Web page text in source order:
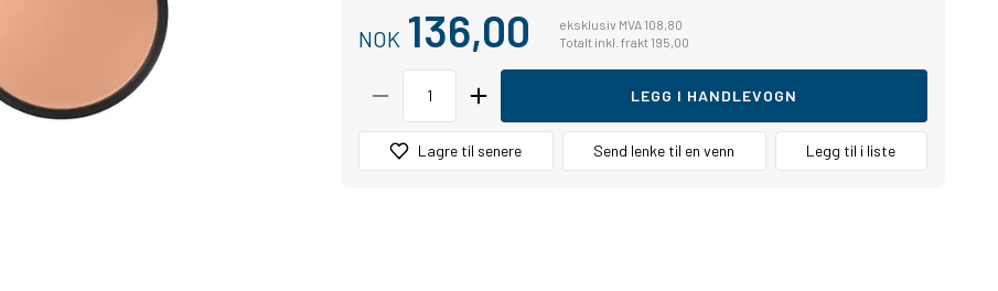
NOK 136,00
eksklusiv MVA 108,80
Totalt inkl. frakt 195,00
LEGG I HANDLEVOGN
Lagre til senere Send lenke til en venn Legg til i liste